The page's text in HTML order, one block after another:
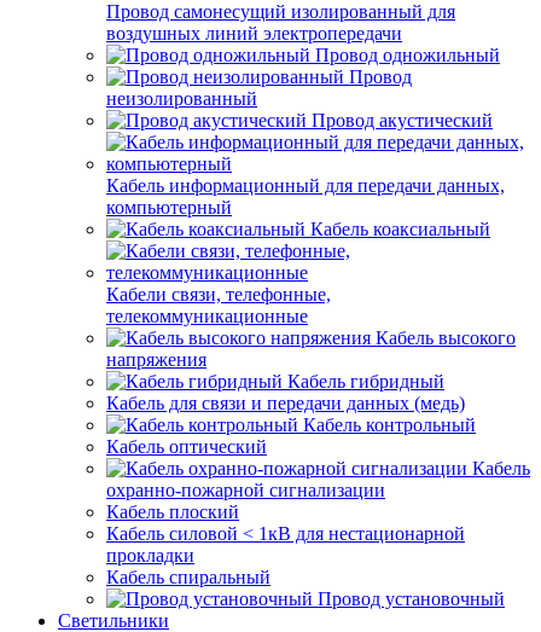
Провод самонесущий изолированный для
воздушных линий электропередачи
Провод одножильный
Провод
неизолированный
Провод акустический
Кабель информационный для передачи данных,
компьютерный
Кабель коаксиальный
Кабели связи, телефонные,
телекоммуникационные
Кабель высокого
напряжения
Кабель гибридный
Кабель для связи и передачи данных (медь)
Кабель контрольный
Кабель оптический
Кабель
охранно-пожарной сигнализации
Кабель плоский
Кабель силовой < 1кВ для нестационарной
прокладки
Кабель спиральный
Провод установочный
Светильники